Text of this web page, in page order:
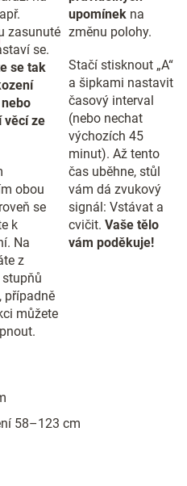
zasunuté
se.
se tak
věcí ze
obou
se
k
Na
z
případně
můžete
upomínek na
změnu polohy.
Stačí stisknout „A“
a šipkami nastavit
časový interval
(nebo nechat
výchozích 45
minut). Až tento
čas uběhne, stůl
vám dá zvukový
signál: Vstávat a
cvičit.Vaše tělo
vám poděkuje!
58–123 cm